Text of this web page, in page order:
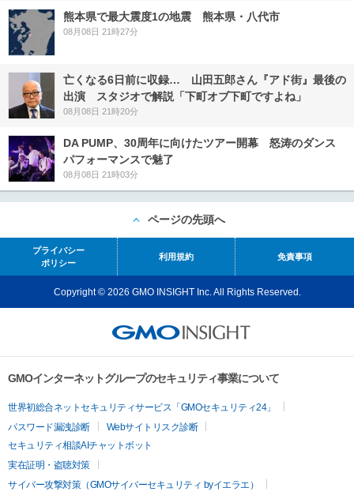
熊本県で最大震度1の地震 熊本県・八代市
08月08日 21時27分
亡くなる6日前に収録… 山田五郎さん『アド街』最後の
出演 スタジオで解説「下町オブ下町ですよね」
08月08日 21時20分
DA PUMP、30周年に向けたツアー開幕 怒涛のダンス
パフォーマンスで魅了
08月08日 21時03分
ページの先頭へ
プライバシー
ポリシー
利用規約 免責事項
Copyright © 2026 GMO INSIGHT Inc. All Rights Reserved.
GMOインターネットグループのセキュリティ事業について
世界初総合ネットセキュリティサービス「GMOセキュリティ24」
パスワード漏洩診断
Webサイトリスク診断
セキュリティ相談AIチャットボット
実在証明・盗聴対策
サイバー攻撃対策（GMOサイバーセキュリティ byイエラエ）